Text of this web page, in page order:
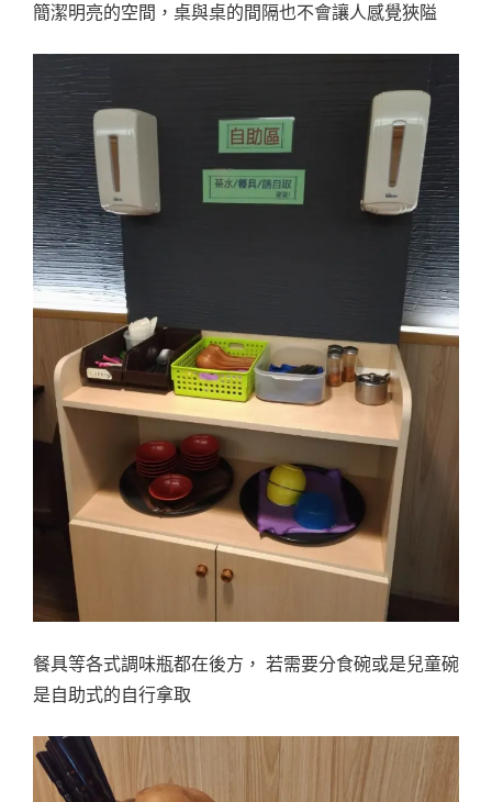
簡潔明亮的空間，桌與桌的間隔也不會讓人感覺狹隘
餐具等各式調味瓶都在後方， 若需要分食碗或是兒童碗
是自助式的自行拿取